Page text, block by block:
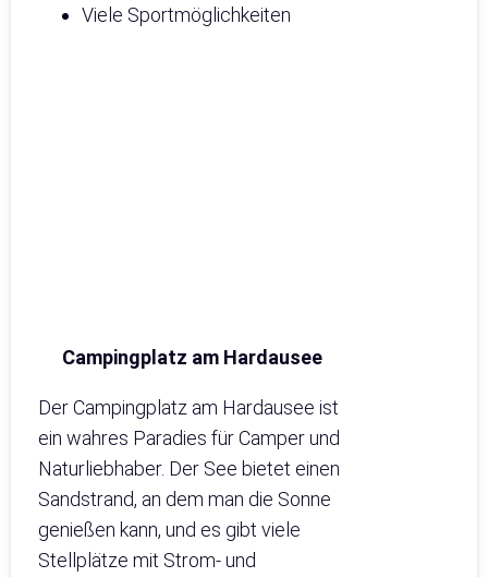
Viele Sportmöglichkeiten
Campingplatz am Hardausee
Der Campingplatz am Hardausee ist
ein wahres Paradies für Camper und
Naturliebhaber. Der See bietet einen
Sandstrand, an dem man die Sonne
genießen kann, und es gibt viele
Stellplätze mit Strom- und